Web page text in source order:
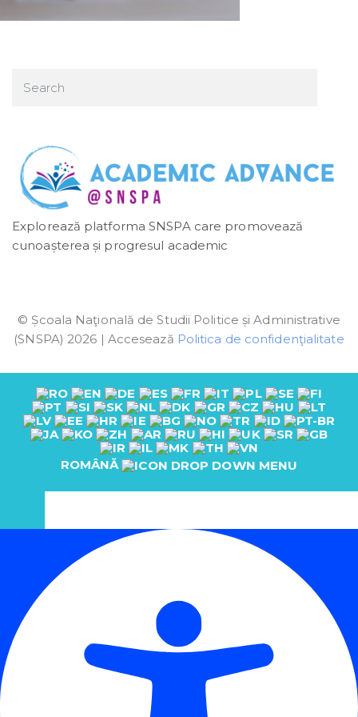
Explorează platforma SNSPA care promovează
cunoașterea și progresul academic
© Școala Naţională de Studii Politice și Administrative
(SNSPA) 2026 | Accesează Politica de confidenţialitate
ROMÂNĂ